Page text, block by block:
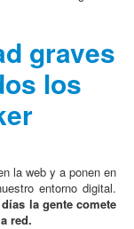
graves
los
la web y a ponen en
entorno digital.
la gente comete
red.